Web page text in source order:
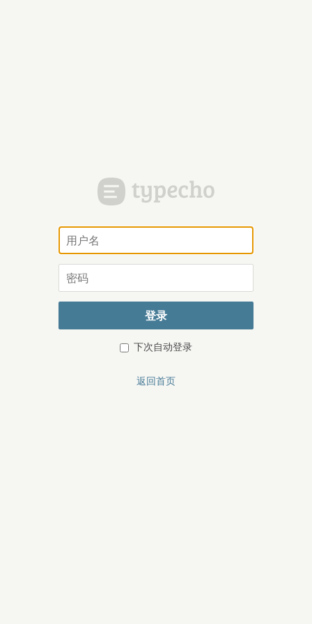
用
户
名
密
登录
下次自动登录
返回首页